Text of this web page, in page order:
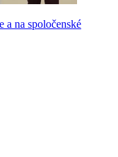
a na spoločenské